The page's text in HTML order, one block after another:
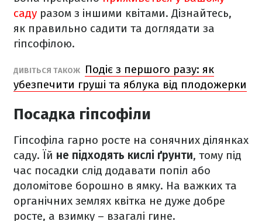
саду разом з іншими квітами. Дізнайтесь,
як правильно садити та доглядати за
гіпсофілою.
ДИВІТЬСЯ ТАКОЖ
Подіє з першого разу: як
убезпечити груші та яблука від плодожерки
Посадка гіпсофіли
Гіпсофіла гарно росте на сонячних ділянках
саду. Їй не підходять кислі ґрунти, тому під
час посадки слід додавати попіл або
доломітове борошно в ямку. На важких та
органічних землях квітка не дуже добре
росте, а взимку – взагалі гине.